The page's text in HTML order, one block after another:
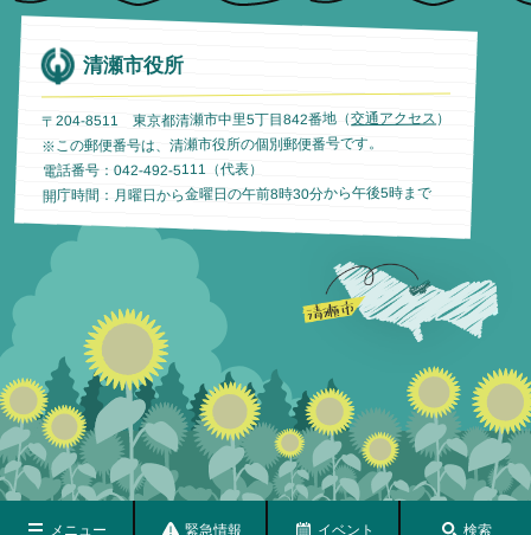
メニュー 緊急情報 イベント 検索
清瀬市役所
〒204-8511 東京都清瀬市中里5丁目842番地（交通アクセス ）
※この郵便番号は、清瀬市役所の個別郵便番号です。
電話番号：042-492-5111（代表）
開庁時間：月曜日から金曜日の午前8時30分から午後5時まで